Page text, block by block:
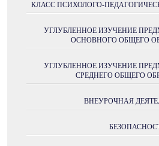
КЛАСС ПСИХОЛОГО-
УГЛУБЛЕННОЕ ИЗУЧЕНИЕ
ОСНОВНОГО ОБЩЕГО
УГЛУБЛЕННОЕ ИЗУЧЕНИЕ
СРЕДНЕГО ОБЩЕГО
ВНЕУРОЧНАЯ